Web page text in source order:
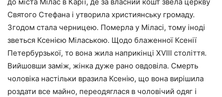
до міста Мілас в Карії, де за власний кошт звела церкву
Святого Стефана і утворила християнську громаду.
Згодом стала черницею. Померла у Міласі, тому іноді
зветься Ксенією Мілаською. Щодо блаженної Ксенії
Петербурзької, то вона жила наприкінці ХVІІІ століття.
Вийшовши заміж, жінка дуже рано овдовіла. Смерть
чоловіка настільки вразила Ксенію, що вона вирішила
роздати все майно, переодяглася в чоловічий одяг і